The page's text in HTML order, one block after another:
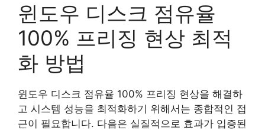
윈도우 디스크 점유율
100% 프리징 현상 최적
화 방법
윈도우 디스크 점유율 100% 프리징 현상을 해결하
고 시스템 성능을 최적화하기 위해서는 종합적인 접
근이 필요합니다. 다음은 실질적으로 효과가 입증된